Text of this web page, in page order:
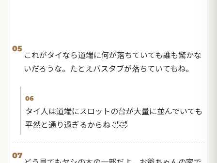
05
これがタイなら道端に何が落ちていても誰も驚かな
いだろうな。たとえバスタブが落ちていてもね。
06
タイ人は道端にスロットの台が大量に並んでいても
平然と通り過ぎるからね 🤣🤣
07